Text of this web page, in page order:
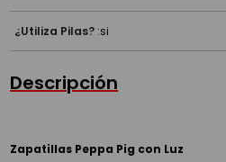
¿Utiliza Pilas? :si
Descripción
Zapatillas Peppa Pig con Luz